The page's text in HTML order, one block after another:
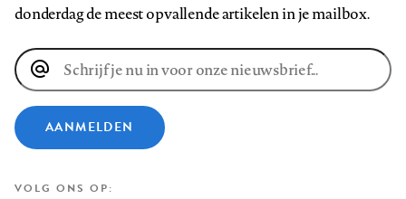
donderdag de meest opvallende artikelen in je mailbox.
E-
mailadres
AANMELDEN
VOLG ONS OP